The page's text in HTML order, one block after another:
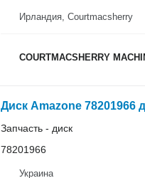
Ирландия, Courtmacsherry
COURTMACSHERRY
Диск Amazone 78201966
Запчасть - диск
78201966
Украина